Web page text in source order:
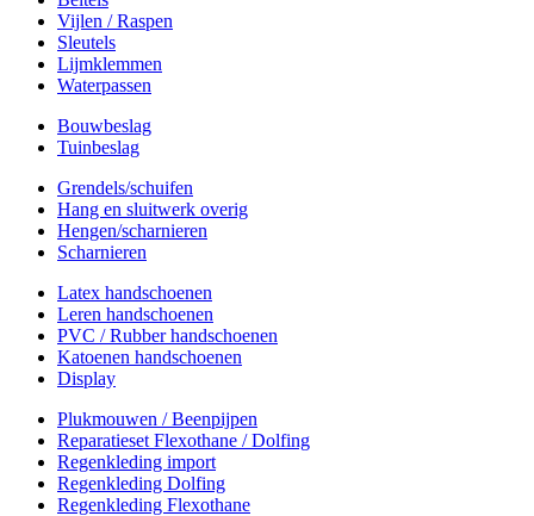
Vijlen / Raspen
Sleutels
Lijmklemmen
Waterpassen
Bouwbeslag
Tuinbeslag
Grendels/schuifen
Hang en sluitwerk overig
Hengen/scharnieren
Scharnieren
Latex handschoenen
Leren handschoenen
PVC / Rubber handschoenen
Katoenen handschoenen
Display
Plukmouwen / Beenpijpen
Reparatieset Flexothane / Dolfing
Regenkleding import
Regenkleding Dolfing
Regenkleding Flexothane